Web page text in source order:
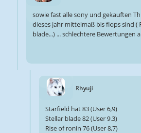
sowie fast alle sony und gekauften
dieses jahr mittelmaß bis flops sind (
blade...) ... schlechtere Bewertungen
Rhyuji
Starfield hat 83 (User 6,9)
Stellar blade 82 (User 9.3)
Rise of ronin 76 (User 8,7)